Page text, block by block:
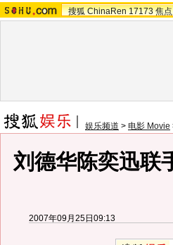
搜狐 ChinaRen 17173 焦
娱乐频道 > 电影 Movie
刘德华陈奕迅联
2007年09月25日09:13